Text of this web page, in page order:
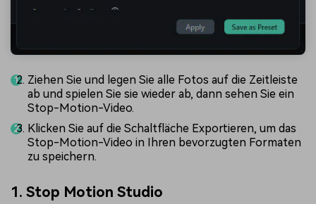
Ziehen Sie und legen Sie alle Fotos auf die Zeitleiste
ab und spielen Sie sie wieder ab, dann sehen Sie ein
Stop-Motion-Video.
Klicken Sie auf die Schaltfläche Exportieren, um das
Stop-Motion-Video in Ihren bevorzugten Formaten
zu speichern.
1. Stop Motion Studio